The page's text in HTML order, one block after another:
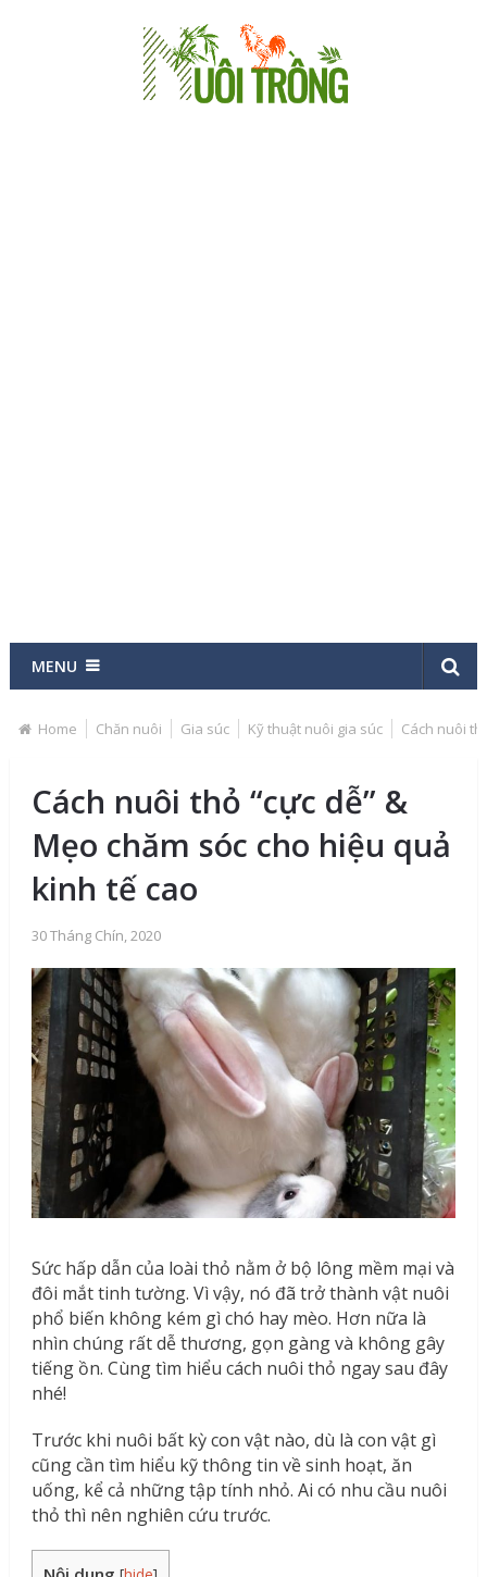
MENU
Home Chăn nuôi Gia súc Kỹ thuật nuôi gia súc Cách nuôi
Cách nuôi thỏ “cực dễ” &
Mẹo chăm sóc cho hiệu quả
kinh tế cao
30 Tháng Chín, 2020
Sức hấp dẫn của loài thỏ nằm ở bộ lông mềm mại và
đôi mắt tinh tường. Vì vậy, nó đã trở thành vật nuôi
phổ biến không kém gì chó hay mèo. Hơn nữa là
nhìn chúng rất dễ thương, gọn gàng và không gây
tiếng ồn. Cùng tìm hiểu cách nuôi thỏ ngay sau đây
nhé!
Trước khi nuôi bất kỳ con vật nào, dù là con vật gì
cũng cần tìm hiểu kỹ thông tin về sinh hoạt, ăn
uống, kể cả những tập tính nhỏ. Ai có nhu cầu nuôi
thỏ thì nên nghiên cứu trước.